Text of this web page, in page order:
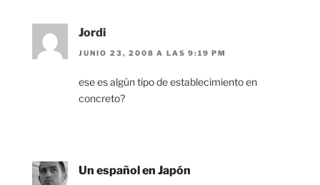
Jordi
JUNIO 23, 2008 A LAS 9:19 PM
ese es algún tipo de establecimiento en
concreto?
Un español en Japón